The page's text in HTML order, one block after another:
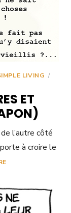
LIVING /
ET
l’autre côté
à croire le